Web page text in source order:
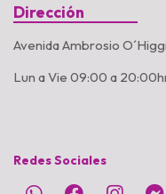
Dirección
Avenida Ambrosio
Lun a Vie 09:00 a
Redes Sociales